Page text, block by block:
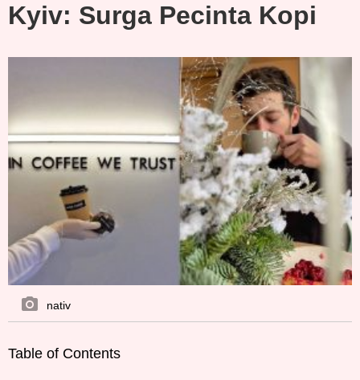
Kyiv: Surga Pecinta Kopi
nativ
Table of Contents